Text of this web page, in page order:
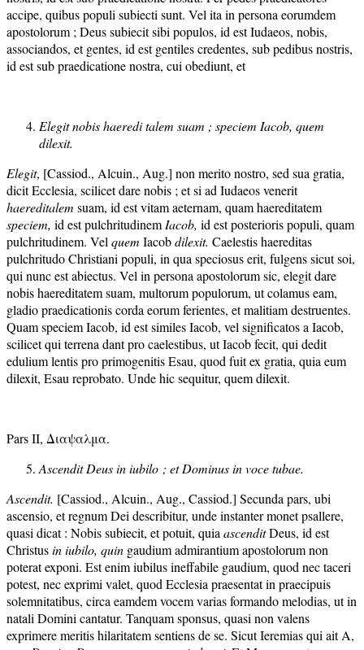
accipe, quibus populi subiecti sunt. Vel ita in persona eorumdem
apostolorum ; Deus subiecit sibi populos, id est Iudaeos, nobis,
associandos, et gentes, id est gentiles credentes, sub pedibus nostris,
id est sub praedicatione nostra, cui obediunt, et
Elegit nobis haeredi talem suam ; speciem Iacob, quem
dilexit.
Elegit, [Cassiod., Alcuin., Aug.] non merito nostro, sed sua gratia,
dicit Ecclesia, scilicet dare nobis ; et si ad Iudaeos venerit
haereditalem suam, id est vitam aeternam, quam haereditatem
speciem, id est pulchritudinem Iacob, id est posterioris populi, quam
pulchritudinem. Vel quem Iacobdilexit. Caelestis haereditas
pulchritudo Christiani populi, in qua speciosus erit, fulgens sicut soi,
qui nunc est abiectus. Vel in persona apostolorum sic, elegit dare
nobis haereditatem suam, multorum populorum, ut colamus eam,
gladio praedicationis corda eorum ferientes, et malitiam destruentes.
Quam speciem Iacob, id est similes Iacob, vel significatos a Iacob,
scilicet qui terrena dant pro caelestibus, ut Iacob fecit, qui dedit
edulium lentis pro primogenitis Esau, quod fuit ex gratia, quia eum
dilexit, Esau reprobato. Unde hic sequitur, quem dilexit.
Pars II, Διαψαλμα.
Ascendit Deus in iubilo ; et Dominus in voce tubae.
Ascendit. [Cassiod., Alcuin., Aug., Cassiod.] Secunda pars, ubi
ascensio, et regnum Dei describitur, unde instanter monet psallere,
quasi dicat : Nobis subiecit, et potuit, quia ascenditDeus, id est
Christusin iubilo, quin gaudium admirantium apostolorum non
poterat exponi. Est enim iubilus ineffabile gaudium, quod nec taceri
potest, nec exprimi valet, quod Ecclesia praesentat in praecipuis
solemnitatibus, circa eamdem vocem varias formando melodias, ut in
natali Domini cantatur. Tanquam sponsus, quasi non valens
exprimere meritis hilaritatem sentiens de se. Sicut Ieremias qui ait A,